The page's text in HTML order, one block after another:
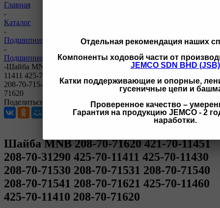
Отдельная рекомендация наших
Компоненты ходовой части от
JEMCO SDN BHD (JSB)
Катки поддерживающие и опорные,
гусеничные цепи и
Проверенное качество –
Гарантия на продукцию JEMCO - 2
наработки.
Главная
-
Каталог
-
Подшипники, пальцы, шайбы и втулки
-
Подшипники, пальцы, шайбы и втулки для Komatsu
-Шайба MNB 208-70-71620 421-70-11451 208-70-31290 425-70-
11411 425-70-11430 208-70-71530 208-70-71531 208-70-71540
208-70-71541 208-70-71621 425-70-11460 425-70-11410 208-70-
71620
Поделиться
Шайба MNB 208-70-71620 421-70-11451
208-70-31290 425-70-11411 425-70-11430
208-70-71530 208-70-71531 208-70-71540
208-70-71541 208-70-71621 425-70-11460
425-70-11410 208-70-71620